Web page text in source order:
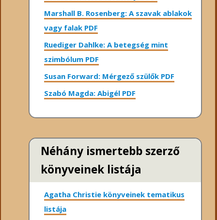
Marshall B. Rosenberg: A szavak ablakok
vagy falak PDF
Ruediger Dahlke: A betegség mint
szimbólum PDF
Susan Forward: Mérgező szülők PDF
Szabó Magda: Abigél PDF
Néhány ismertebb szerző
könyveinek listája
Agatha Christie könyveinek tematikus
listája